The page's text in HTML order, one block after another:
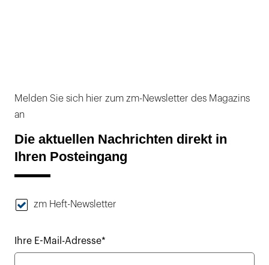
Melden Sie sich hier zum zm-Newsletter des Magazins
an
Die aktuellen Nachrichten direkt in
Ihren Posteingang
zm Heft-Newsletter
Ihre E-Mail-Adresse*